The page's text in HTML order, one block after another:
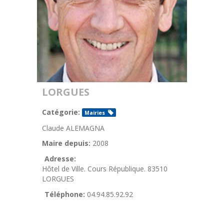
LORGUES
Catégorie: Mairies
Claude ALEMAGNA
Maire depuis: 2008
Adresse:
Hôtel de Ville. Cours République. 83510
LORGUES
Téléphone: 04.94.85.92.92